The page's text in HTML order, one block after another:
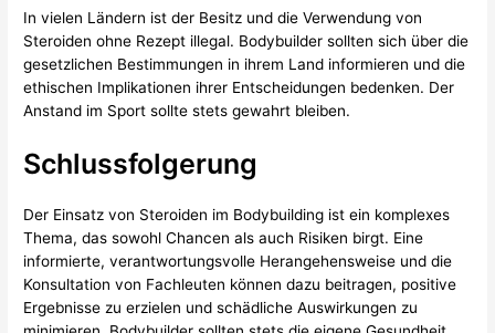
In vielen Ländern ist der Besitz und die Verwendung von
Steroiden ohne Rezept illegal. Bodybuilder sollten sich über die
gesetzlichen Bestimmungen in ihrem Land informieren und die
ethischen Implikationen ihrer Entscheidungen bedenken. Der
Anstand im Sport sollte stets gewahrt bleiben.
Schlussfolgerung
Der Einsatz von Steroiden im Bodybuilding ist ein komplexes
Thema, das sowohl Chancen als auch Risiken birgt. Eine
informierte, verantwortungsvolle Herangehensweise und die
Konsultation von Fachleuten können dazu beitragen, positive
Ergebnisse zu erzielen und schädliche Auswirkungen zu